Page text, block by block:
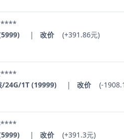
| 改价
(+391.86元)
24G/1T (19999)
| 改价
(-
| 改价
(+391.3元)